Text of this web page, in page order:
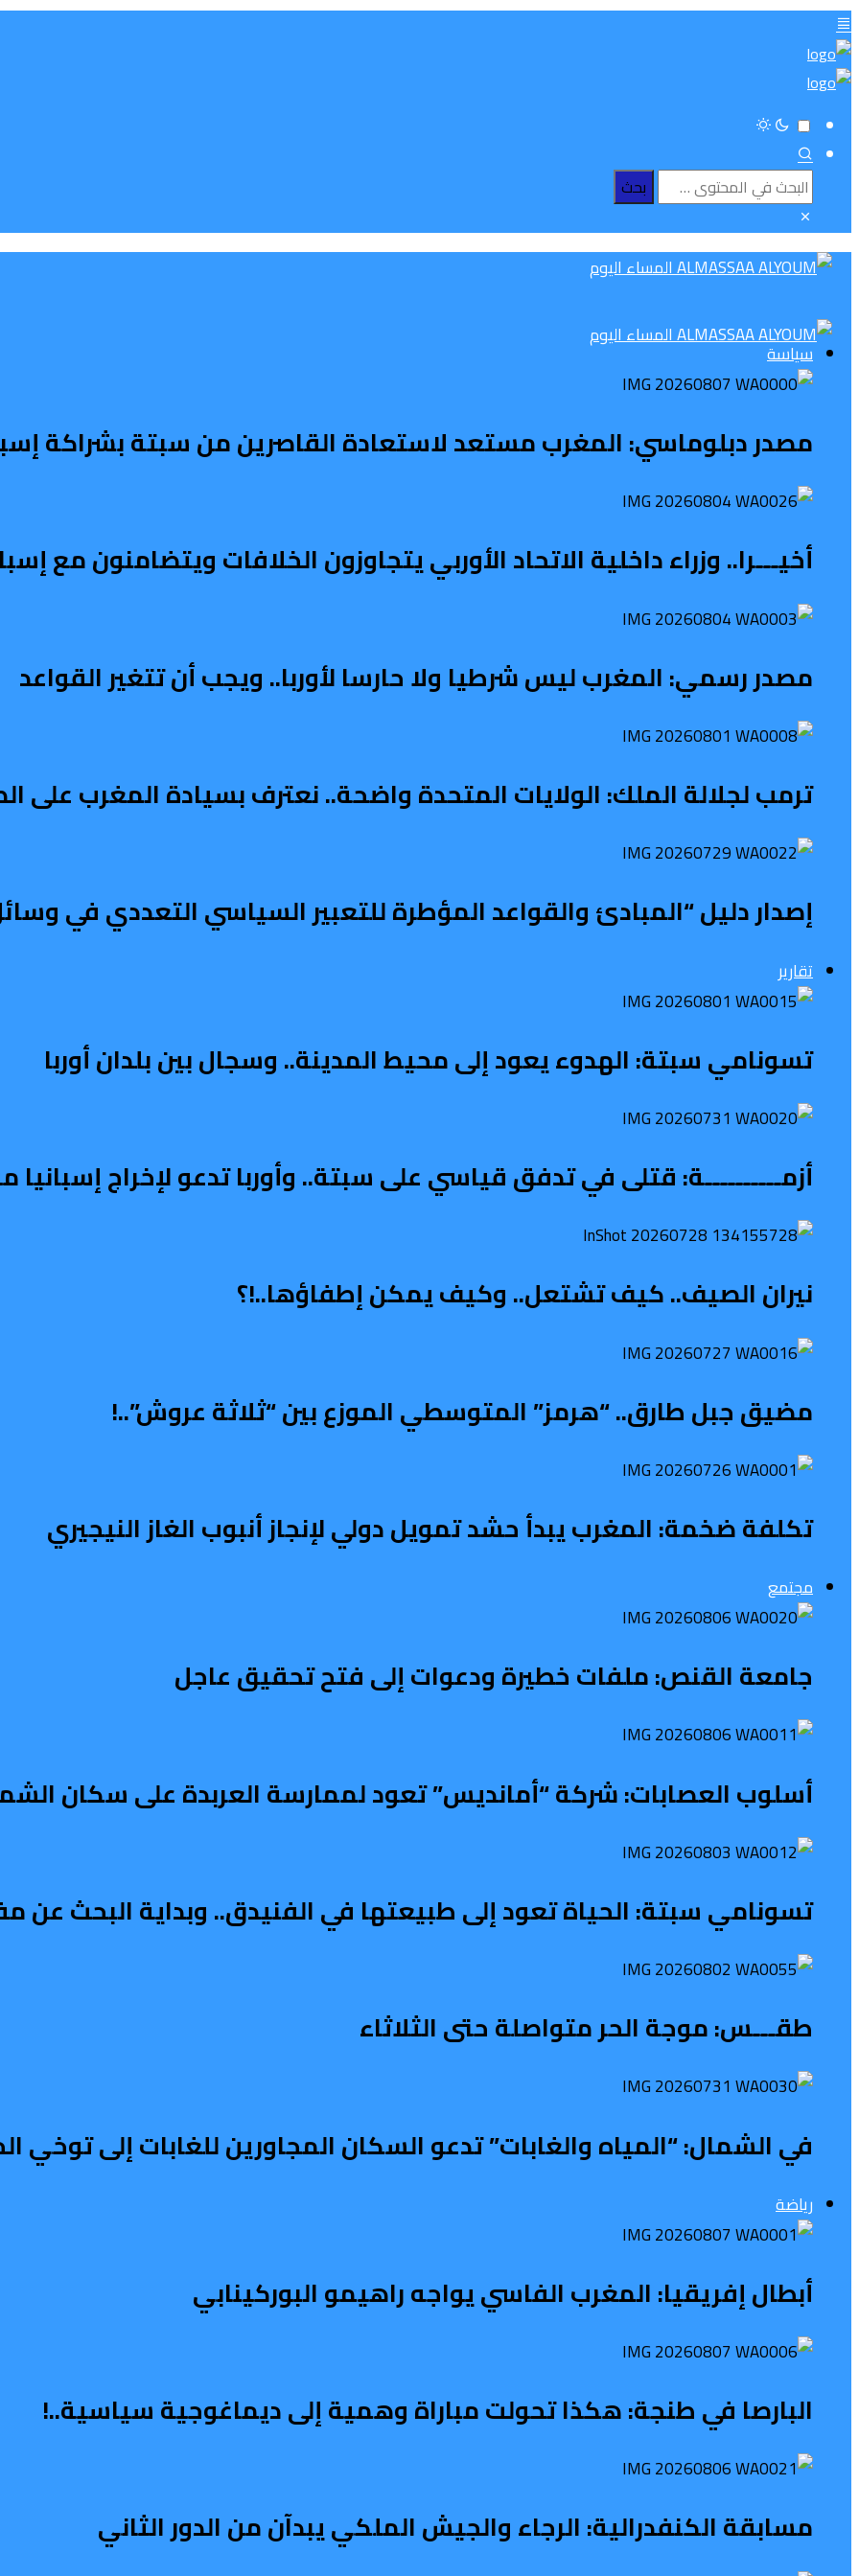
سياسة
مصدر دبلوماسي: المغرب مستعد لاستعادة القاصرين من سبتة بشراكة
أخيـــرا.. وزراء داخلية الاتحاد الأوربي يتجاوزون الخلافات ويتضامنون مع
مصدر رسمي: المغرب ليس شرطيا ولا حارسا لأوربا.. ويجب أن تتغير القواعد
ترمب لجلالة الملك: الولايات المتحدة واضحة.. نعترف بسيادة المغرب على
إصدار دليل “المبادئ والقواعد المؤطرة للتعبير السياسي التعددي في
تقارير
تسونامي سبتة: الهدوء يعود إلى محيط المدينة.. وسجال بين بلدان أوربا
أزمــــــــــة: قتلى في تدفق قياسي على سبتة.. وأوربا تدعو لإخراج
نيران الصيف.. كيف تشتعل.. وكيف يمكن إطفاؤها..!؟
مضيق جبل طارق.. “هرمز” المتوسطي الموزع بين “ثلاثة عروش”..!
تكلفة ضخمة: المغرب يبدأ حشد تمويل دولي لإنجاز أنبوب الغاز النيجيري
مجتمع
جامعة القنص: ملفات خطيرة ودعوات إلى فتح تحقيق عاجل
أسلوب العصابات: شركة “أمانديس” تعود لممارسة العربدة على سكان
تسونامي سبتة: الحياة تعود إلى طبيعتها في الفنيدق.. وبداية البحث عن
طقـــس: موجة الحر متواصلة حتى الثلاثاء
في الشمال: “المياه والغابات” تدعو السكان المجاورين للغابات إلى توخي
رياضة
أبطال إفريقيا: المغرب الفاسي يواجه راهيمو البوركينابي
البارصا في طنجة: هكذا تحولت مباراة وهمية إلى ديماغوجية سياسية..!
مسابقة الكنفدرالية: الرجاء والجيش الملكي يبدآن من الدور الثاني